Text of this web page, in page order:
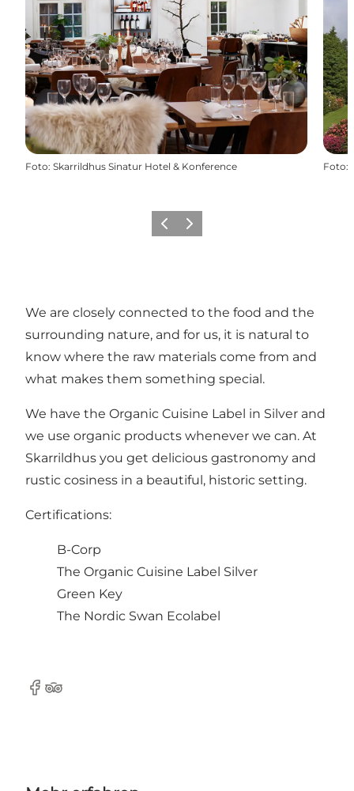
Foto: Skarrildhus Sinatur Hotel & Konference Foto:
ZurückWeiter
We are closely connected to the food and the
surrounding nature, and for us, it is natural to
know where the raw materials come from and
what makes them something special.
We have the Organic Cuisine Label in Silver and
we use organic products whenever we can. At
Skarrildhus you get delicious gastronomy and
rustic cosiness in a beautiful, historic setting.
Certifications:
B-Corp
The Organic Cuisine Label Silver
Green Key
The Nordic Swan Ecolabel
Facebook
TripAdvisor